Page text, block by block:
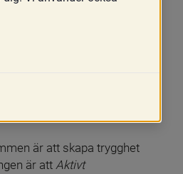
är att skapa trygghet
är att Aktivt